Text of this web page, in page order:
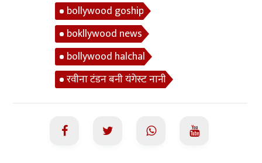
bollywood goship
bokllywood news
bollywood halchal
रवीना टंडन बनी यंगेस्ट नानी